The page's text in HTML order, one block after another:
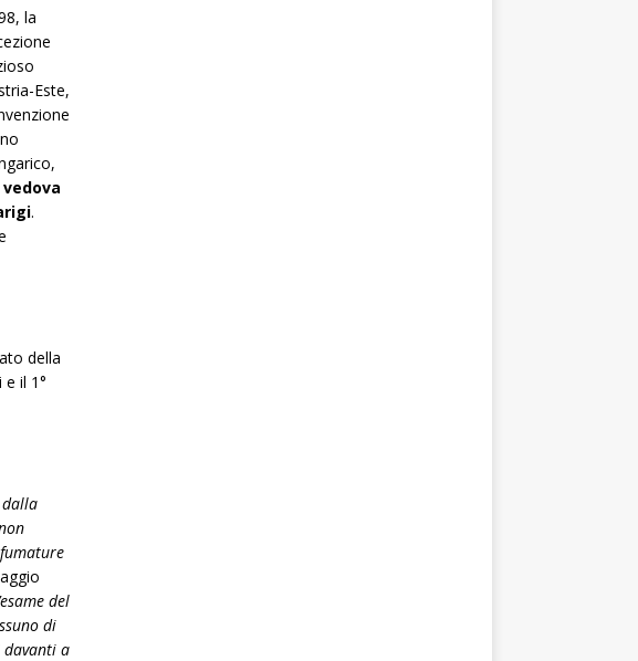
la
Este,
vedova
.
della
il 1°
dalla
del
di
davanti a